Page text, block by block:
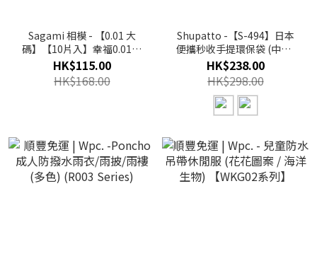
Sagami 相模 - 【0.01 大
碼】【10片入】幸福0.01超
薄安全套 - 日本版
HK$115.00
HK$168.00
Shupatto -【S-494】日本
便攜秒收手提環保袋 (中碼)
(多色)
HK$238.00
HK$298.00